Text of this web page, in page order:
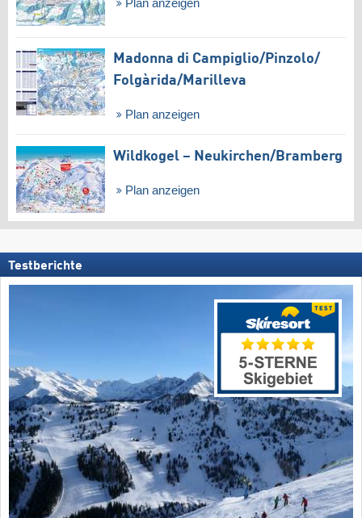
Plan anzeigen
Madonna di Campiglio/​Pinzolo/​
Folgàrida/​Marilleva
Plan anzeigen
Wildkogel – Neukirchen/​Bramberg
Plan anzeigen
Testberichte